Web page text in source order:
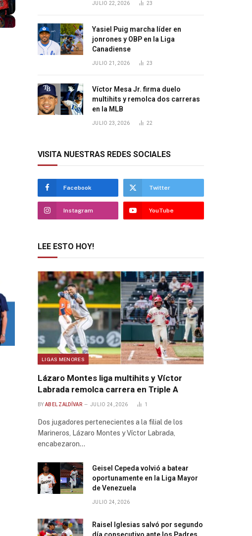
JULIO 22, 2026 23
Yasiel Puig marcha líder en
jonrones y OBP en la Liga
Canadiense
JULIO 21, 2026 23
Víctor Mesa Jr. firma duelo
multihits y remolca dos carreras
en la MLB
JULIO 23, 2026 22
VISITA NUESTRAS REDES SOCIALES
Facebook Twitter
Instagram YouTube
LEE ESTO HOY!
LIGAS MENORES
Lázaro Montes liga multihits y Víctor
Labrada remolca carrera en Triple A
BY ABEL ZALDÍVAR JULIO 24, 2026 1
Dos jugadores pertenecientes a la filial de los
Marineros, Lázaro Montes y Víctor Labrada,
encabezaron…
Geisel Cepeda volvió a batear
oportunamente en la Liga Mayor
de Venezuela
JULIO 24, 2026
Raisel Iglesias salvó por segundo